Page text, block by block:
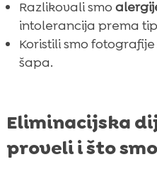
Razlikovali smo
intolerancija prema
Koristili smo
šapa.
Eliminacijska
proveli i što